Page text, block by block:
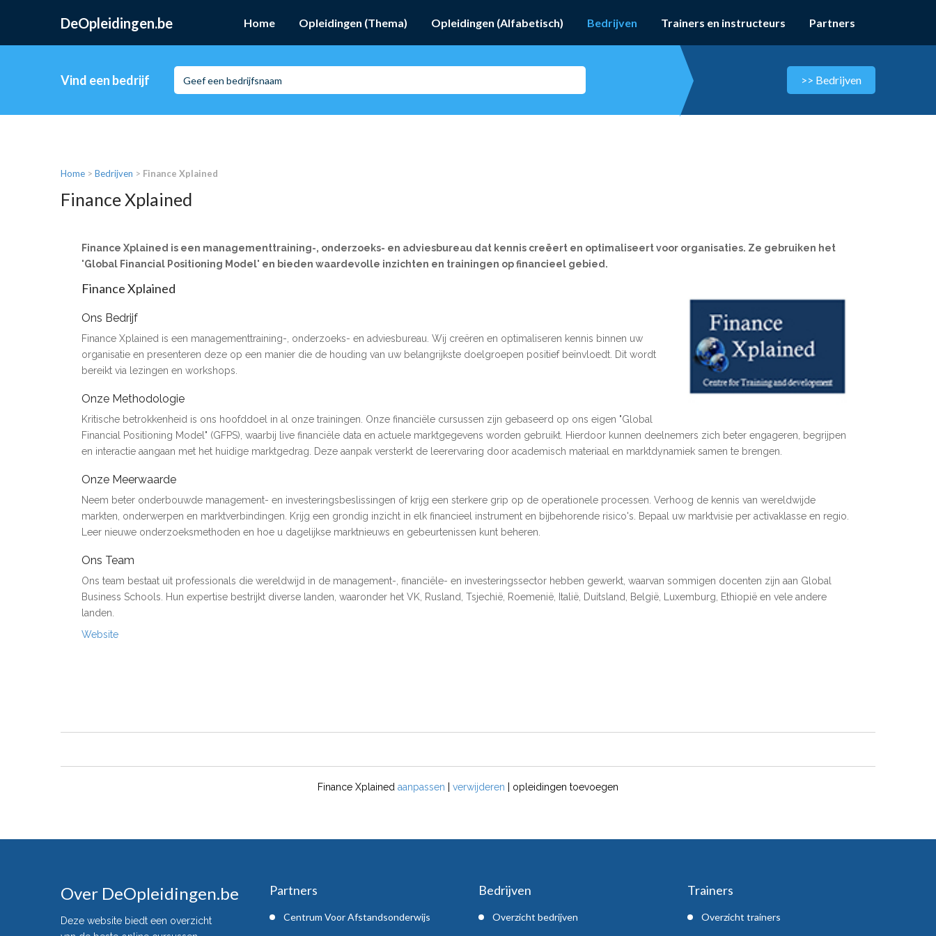
DeOpleidingen.be Home Opleidingen (Thema) Opleidingen (Alfabetisch) Bedrijven Trainers en instructeurs Partners
Vind een bedrijf
Home > Bedrijven > Finance Xplained
Finance Xplained
Finance Xplained is een managementtraining-, onderzoeks- en adviesbureau dat kennis creëert en optimaliseert voor organisaties. Ze gebruiken het
'Global Financial Positioning Model' en bieden waardevolle inzichten en trainingen op financieel gebied.
Finance Xplained
Ons Bedrijf
Finance Xplained is een managementtraining-, onderzoeks- en adviesbureau. Wij creëren en optimaliseren kennis binnen uw
organisatie en presenteren deze op een manier die de houding van uw belangrijkste doelgroepen positief beïnvloedt. Dit wordt
bereikt via lezingen en workshops.
Onze Methodologie
Kritische betrokkenheid is ons hoofddoel in al onze trainingen. Onze financiële cursussen zijn gebaseerd op ons eigen "Global
Financial Positioning Model" (GFPS), waarbij live financiële data en actuele marktgegevens worden gebruikt. Hierdoor kunnen deelnemers zich beter engageren, begrijpen
en interactie aangaan met het huidige marktgedrag. Deze aanpak versterkt de leerervaring door academisch materiaal en marktdynamiek samen te brengen.
Onze Meerwaarde
Neem beter onderbouwde management- en investeringsbeslissingen of krijg een sterkere grip op de operationele processen. Verhoog de kennis van wereldwijde
markten, onderwerpen en marktverbindingen. Krijg een grondig inzicht in elk financieel instrument en bijbehorende risico's. Bepaal uw marktvisie per activaklasse en regio.
Leer nieuwe onderzoeksmethoden en hoe u dagelijkse marktnieuws en gebeurtenissen kunt beheren.
Ons Team
Ons team bestaat uit professionals die wereldwijd in de management-, financiële- en investeringssector hebben gewerkt, waarvan sommigen docenten zijn aan Global
Business Schools. Hun expertise bestrijkt diverse landen, waaronder het VK, Rusland, Tsjechië, Roemenië, Italië, Duitsland, België, Luxemburg, Ethiopië en vele andere
landen.
Website
Finance Xplained aanpassen verwijderen | opleidingen toevoegen
Over DeOpleidingen.be
Deze website biedt een overzicht
Partners
Centrum Voor Afstandsonderwijs
Bedrijven
Overzicht bedrijven
Trainers
Overzicht trainers